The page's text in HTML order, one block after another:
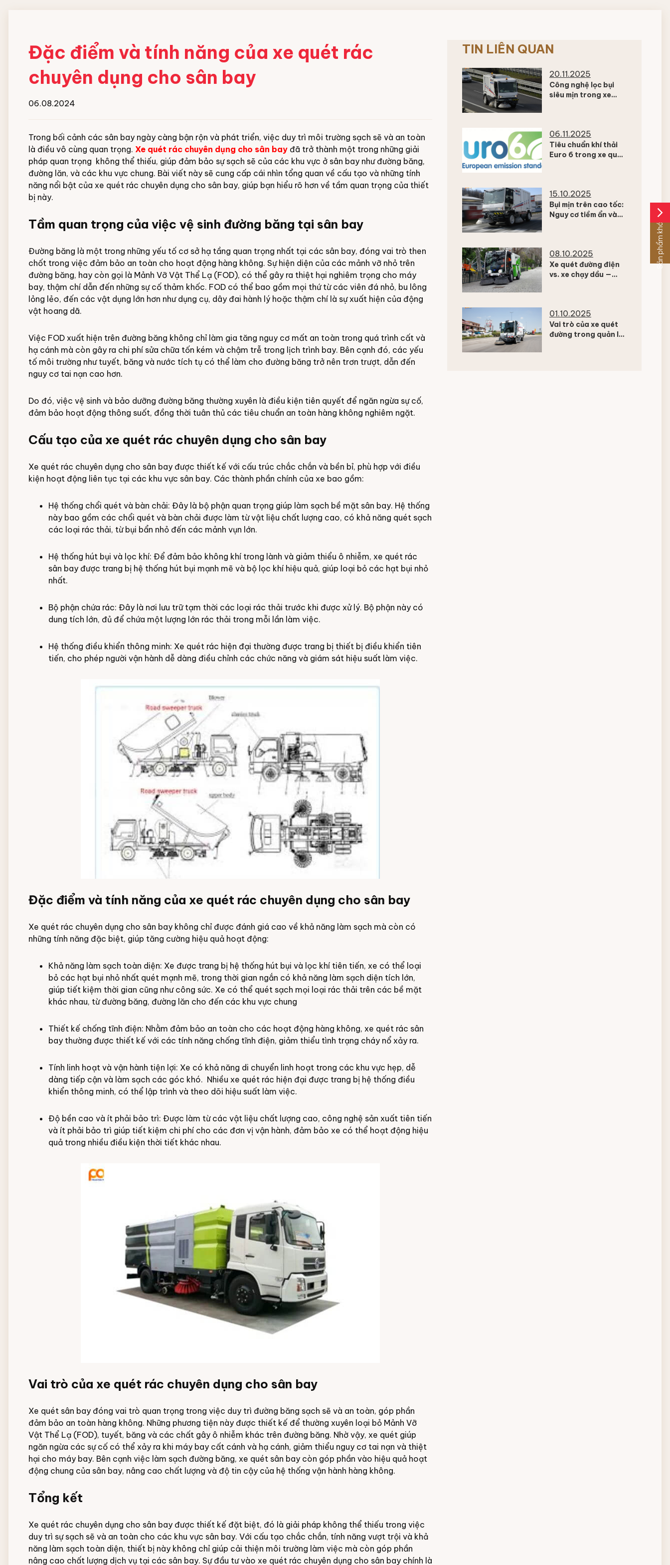
Đặc điểm và tính năng của xe quét rác
chuyên dụng cho sân bay
06.08.2024
Trong bối cảnh các sân bay ngày càng bận rộn và phát triển, việc duy trì môi trường sạch sẽ và an toàn
là điều vô cùng quan trọng. Xe quét rác chuyên dụng cho sân bay đã trở thành một trong những giải
pháp quan trọng không thể thiếu, giúp đảm bảo sự sạch sẽ của các khu vực ở sân bay như đường băng,
đường lăn, và các khu vực chung. Bài viết này sẽ cung cấp cái nhìn tổng quan về cấu tạo và những tính
năng nổi bật của xe quét rác chuyên dụng cho sân bay, giúp bạn hiểu rõ hơn về tầm quan trọng của thiết
bị này.
Tầm quan trọng của việc vệ sinh đường băng tại sân bay
Đường băng là một trong những yếu tố cơ sở hạ tầng quan trọng nhất tại các sân bay, đóng vai trò then
chốt trong việc đảm bảo an toàn cho hoạt động hàng không. Sự hiện diện của các mảnh vỡ nhỏ trên
đường băng, hay còn gọi là Mảnh Vỡ Vật Thể Lạ (FOD), có thể gây ra thiệt hại nghiêm trọng cho máy
bay, thậm chí dẫn đến những sự cố thảm khốc. FOD có thể bao gồm mọi thứ từ các viên đá nhỏ, bu lông
lỏng lẻo, đến các vật dụng lớn hơn như dụng cụ, dây đai hành lý hoặc thậm chí là sự xuất hiện của động
vật hoang dã.
Việc FOD xuất hiện trên đường băng không chỉ làm gia tăng nguy cơ mất an toàn trong quá trình cất và
hạ cánh mà còn gây ra chi phí sửa chữa tốn kém và chậm trễ trong lịch trình bay. Bên cạnh đó, các yếu
tố môi trường như tuyết, băng và nước tích tụ có thể làm cho đường băng trở nên trơn trượt, dẫn đến
nguy cơ tai nạn cao hơn.
Do đó, việc vệ sinh và bảo dưỡng đường băng thường xuyên là điều kiện tiên quyết để ngăn ngừa sự cố,
đảm bảo hoạt động thông suốt, đồng thời tuân thủ các tiêu chuẩn an toàn hàng không nghiêm ngặt.
Cấu tạo của xe quét rác chuyên dụng cho sân bay
Xe quét rác chuyên dụng cho sân bay được thiết kế với cấu trúc chắc chắn và bền bỉ, phù hợp với điều
kiện hoạt động liên tục tại các khu vực sân bay. Các thành phần chính của xe bao gồm:
Hệ thống chổi quét và bàn chải: Đây là bộ phận quan trọng giúp làm sạch bề mặt sân bay. Hệ thống
này bao gồm các chổi quét và bàn chải được làm từ vật liệu chất lượng cao, có khả năng quét sạch
các loại rác thải, từ bụi bẩn nhỏ đến các mảnh vụn lớn.
Hệ thống hút bụi và lọc khí: Để đảm bảo không khí trong lành và giảm thiểu ô nhiễm, xe quét rác
sân bay được trang bị hệ thống hút bụi mạnh mẽ và bộ lọc khí hiệu quả, giúp loại bỏ các hạt bụi nhỏ
nhất.
Bộ phận chứa rác: Đây là nơi lưu trữ tạm thời các loại rác thải trước khi được xử lý. Bộ phận này có
dung tích lớn, đủ để chứa một lượng lớn rác thải trong mỗi lần làm việc.
Hệ thống điều khiển thông minh: Xe quét rác hiện đại thường được trang bị thiết bị điều khiển tiên
tiến, cho phép người vận hành dễ dàng điều chỉnh các chức năng và giám sát hiệu suất làm việc.
Đặc điểm và tính năng của xe quét rác chuyên dụng cho sân bay
Xe quét rác chuyên dụng cho sân bay không chỉ được đánh giá cao về khả năng làm sạch mà còn có
những tính năng đặc biệt, giúp tăng cường hiệu quả hoạt động:
Khả năng làm sạch toàn diện: Xe được trang bị hệ thống hút bụi và lọc khí tiên tiến, xe có thể loại
bỏ các hạt bụi nhỏ nhất quét mạnh mẽ, trong thời gian ngắn có khả năng làm sạch diện tích lớn,
giúp tiết kiệm thời gian cũng như công sức. Xe có thể quét sạch mọi loại rác thải trên các bề mặt
khác nhau, từ đường băng, đường lăn cho đến các khu vực chung
Thiết kế chống tĩnh điện: Nhằm đảm bảo an toàn cho các hoạt động hàng không, xe quét rác sân
bay thường được thiết kế với các tính năng chống tĩnh điện, giảm thiểu tình trạng cháy nổ xảy ra.
Tính linh hoạt và vận hành tiện lợi: Xe có khả năng di chuyển linh hoạt trong các khu vực hẹp, dễ
dàng tiếp cận và làm sạch các góc khó. Nhiều xe quét rác hiện đại được trang bị hệ thống điều
khiển thông minh, có thể lập trình và theo dõi hiệu suất làm việc.
Độ bền cao và ít phải bảo trì: Được làm từ các vật liệu chất lượng cao, công nghệ sản xuất tiên tiến
và ít phải bảo trì giúp tiết kiệm chi phí cho các đơn vị vận hành, đảm bảo xe có thể hoạt động hiệu
quả trong nhiều điều kiện thời tiết khác nhau.
Vai trò của xe quét rác chuyên dụng cho sân bay
Xe quét sân bay đóng vai trò quan trọng trong việc duy trì đường băng sạch sẽ và an toàn, góp phần
đảm bảo an toàn hàng không. Những phương tiện này được thiết kế để thường xuyên loại bỏ Mảnh Vỡ
Vật Thể Lạ (FOD), tuyết, băng và các chất gây ô nhiễm khác trên đường băng. Nhờ vậy, xe quét giúp
ngăn ngừa các sự cố có thể xảy ra khi máy bay cất cánh và hạ cánh, giảm thiểu nguy cơ tai nạn và thiệt
hại cho máy bay. Bên cạnh việc làm sạch đường băng, xe quét sân bay còn góp phần vào hiệu quả hoạt
động chung của sân bay, nâng cao chất lượng và độ tin cậy của hệ thống vận hành hàng không.
Tổng kết
Xe quét rác chuyên dụng cho sân bay được thiết kế đặt biệt, đó là giải pháp không thể thiếu trong việc
duy trì sự sạch sẽ và an toàn cho các khu vực sân bay. Với cấu tạo chắc chắn, tính năng vượt trội và khả
năng làm sạch toàn diện, thiết bị này không chỉ giúp cải thiện môi trường làm việc mà còn góp phần
nâng cao chất lượng dịch vụ tại các sân bay. Sự đầu tư vào xe quét rác chuyên dụng cho sân bay chính là
TIN LIÊN QUAN
20.11.2025
Công nghệ lọc bụi
siêu mịn trong xe
thị
06.11.2025
Tiêu chuẩn khí thải
Euro 6 trong xe quét
15.10.2025
Bụi mịn trên cao tốc:
Nguy cơ tiềm ẩn và
08.10.2025
Xe quét đường điện
vs. xe chạy dầu —
01.10.2025
Vai trò của xe quét
đường trong quản lý
arrow_forward_ios
Sản phẩm khác